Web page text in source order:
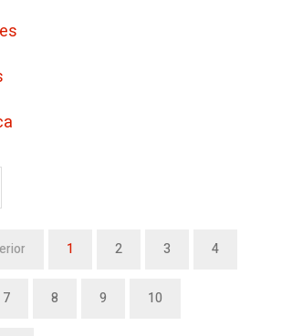
1 2 3 4
7 8 9 10